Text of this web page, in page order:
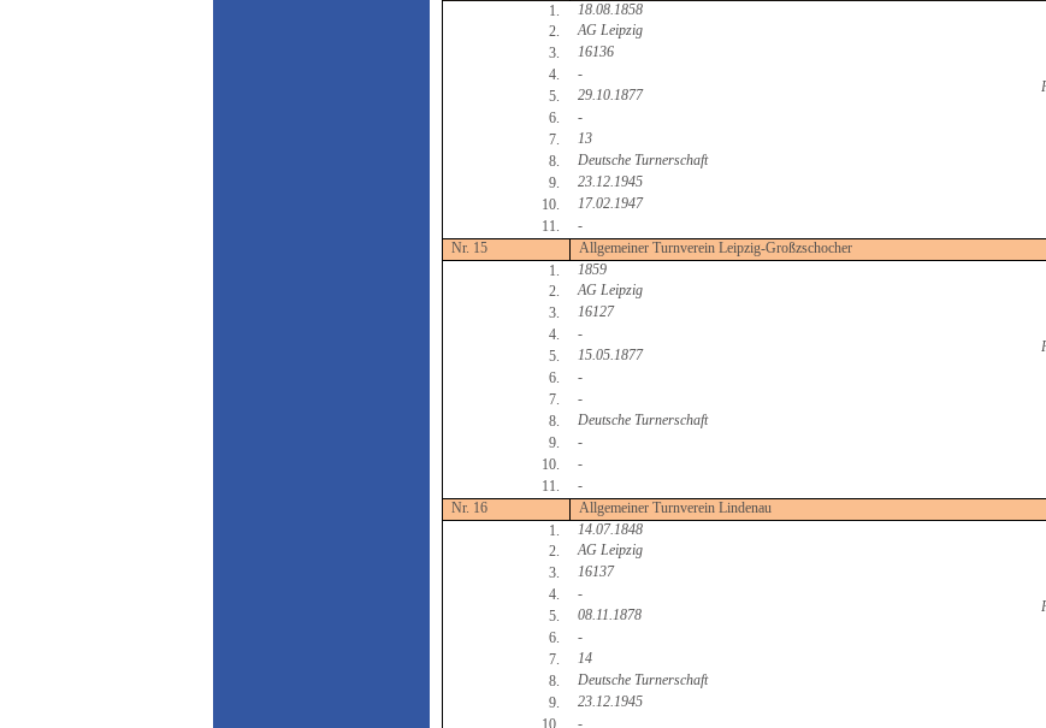
1.
18.08.1858
2.
AG Leipzig
3.
16136
4.
-
5.
29.10.1877
6.
-
7.
13
8.
Deutsche Turnerschaft
9.
23.12.1945
10.
17.02.1947
11.
-
Nr. 15
Allgemeiner Turnverein Leipzig-Großzschocher
1.
1859
2.
AG Leipzig
3.
16127
4.
-
5.
15.05.1877
6.
-
7.
-
8.
Deutsche Turnerschaft
9.
-
10.
-
11.
-
Nr. 16
Allgemeiner Turnverein Lindenau
1.
14.07.1848
2.
AG Leipzig
3.
16137
4.
-
5.
08.11.1878
6.
-
7.
14
8.
Deutsche Turnerschaft
9.
23.12.1945
-